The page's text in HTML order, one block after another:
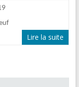
Lire la suite